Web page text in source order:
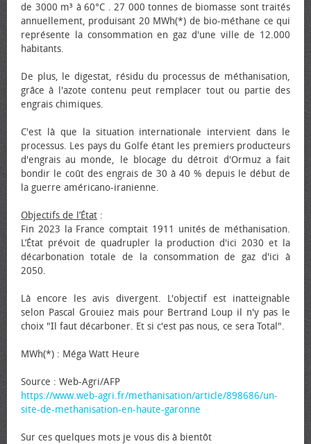
de 3000 m³ à 60°C . 27 000 tonnes de biomasse sont traités
annuellement, produisant 20 MWh(*) de bio-méthane ce qui
représente la consommation en gaz d'une ville de 12.000
habitants.
De plus, le digestat, résidu du processus de méthanisation,
grâce à l'azote contenu peut remplacer tout ou partie des
engrais chimiques.
C'est là que la situation internationale intervient dans le
processus. Les pays du Golfe étant les premiers producteurs
d'engrais au monde, le blocage du détroit d'Ormuz a fait
bondir le coût des engrais de 30 à 40 % depuis le début de
la guerre américano-iranienne.
Objectifs de l’État :
Fin 2023 la France comptait 1911 unités de méthanisation.
L’État prévoit de quadrupler la production d'ici 2030 et la
décarbonation totale de la consommation de gaz d'ici à
2050.
Là encore les avis divergent. L'objectif est inatteignable
selon Pascal Grouiez mais pour Bertrand Loup il n'y pas le
choix "Il faut décarboner. Et si c'est pas nous, ce sera Total".
MWh(*) : Méga Watt Heure
Source : Web-Agri/AFP
https://www.web-agri.fr/methanisation/article/898686/un-
site-de-methanisation-en-haute-garonne
Sur ces quelques mots je vous dis à bientôt